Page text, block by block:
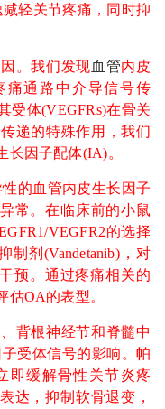
轻关节疼痛，同时抑
。我们发现血管内皮
痛通路中介导信号传
受体(VEGFRs)在骨关
递的特殊作用，我们
长因子配体(IA)。
的血管内皮生长因子
常。在临床前的小鼠
VEGFR2的选择
制剂(Vandetanib)，对
预。通过疼痛相关的
估OA的表型。
背根神经节和脊髓中
受体信号的影响。帕
即缓解骨性关节炎疼
达，抑制软骨退变，